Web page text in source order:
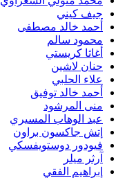
جيف كيني
أحمد خالد مصطفى
محمود سالم
أغاثا كريستي
حنان لاشين
علاء الحلبي
أحمد خالد توفيق
منى المرشود
عبد الوهاب المسيري
إتش جاكسون براون
فيودور دوستويفسكي
آرثر ميلر
إبراهيم الفقي